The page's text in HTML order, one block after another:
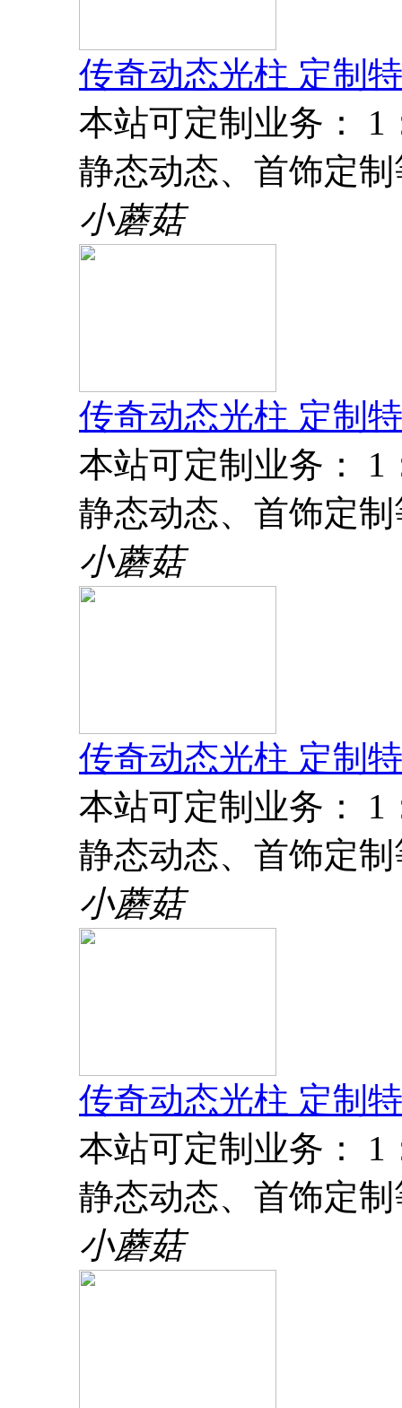
传奇动态光柱 定制
本站可定制业务： 1
静态动态、首饰定
小蘑菇
传奇动态光柱 定制
本站可定制业务： 1
静态动态、首饰定
小蘑菇
传奇动态光柱 定制
本站可定制业务： 1
静态动态、首饰定
小蘑菇
传奇动态光柱 定制
本站可定制业务： 1
静态动态、首饰定
小蘑菇